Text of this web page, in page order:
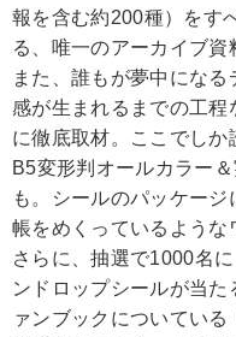
報を含む約200種）をす
る、唯一のアーカイブ資
また、誰もが夢中にな
感が生まれるまでの工程
に徹底取材。ここでしか
B5変形判オールカラー
も。シールのパッケー
帳をめくっているような
さらに、抽選で1000名
ンドロップシールが当
ァンブックについてい